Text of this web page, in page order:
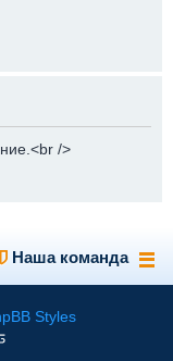
/>
Наша команда
Styles